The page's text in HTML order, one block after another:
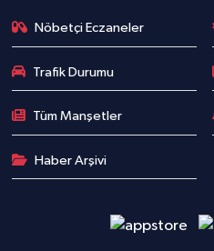
Nöbetçi Eczaneler
Trafik Durumu
Tüm Manşetler
Haber Arşivi